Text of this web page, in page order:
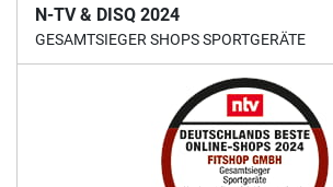
N-TV & DISQ 2024
GESAMTSIEGER SHOPS SPORTGERÄTE